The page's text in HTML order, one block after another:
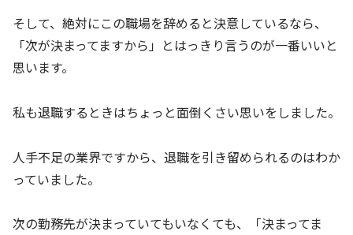
そして、絶対にこの職場を辞めると決意しているなら、
「次が決まってますから」とはっきり言うのが一番いいと
思います。
私も退職するときはちょっと面倒くさい思いをしました。
人手不足の業界ですから、退職を引き留められるのはわか
っていました。
次の勤務先が決まっていてもいなくても、「決まってま